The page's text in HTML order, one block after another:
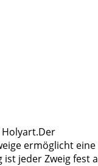
Holyart.Der
ermöglicht eine
jeder Zweig fest